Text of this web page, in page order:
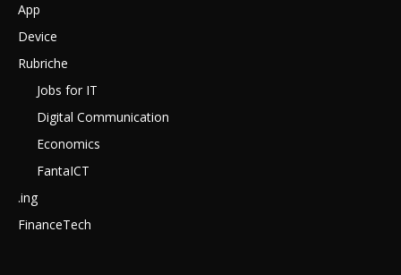
App
Device
Rubriche
Jobs for IT
Digital Communication
Economics
FantaICT
.ing
FinanceTech